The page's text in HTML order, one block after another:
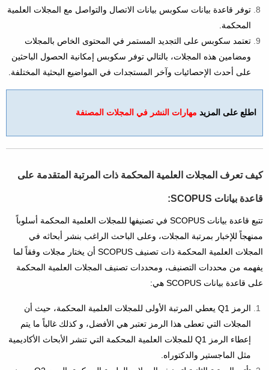
توفر قاعدة بيانات سكوبس بيانات الاتصال والتواصل مع المجلات العلمية
المحكمة.
تعتمد سكوبس على التجديد المستمر في المحتوى الخاص بالمجلات
ومضامين هذه المجلات، بالتالي توفر سكوبس إمكانية الحصول الباحثين
على أحدث الإحصائيات وآخر المستجدات في المواضيع البحثية المختلفة.
​اطلع على المزيد مهارات النشر في المجلات المصنفة
كيف تعرف المجلات العلمية المحكمة ذات المرتبة المتقدمة على
قاعدة بيانات SCOPUS:
تتبع قاعدة بيانات SCOPUS في تصنيفها للمجلات العلمية المحكمة أسلوباً
ممنهجاً للإخبار بمرتبة المجلات، وعلى الباحث الراغب بنشر أبحاثه في
المجلات العلمية المحكمة ذات تصنيف SCOPUS أن يختار مجلات وفقاً لما
يفهمه من محددات التصنيف، ومحددات تصنيف المجلات العلمية المحكمة
على قاعدة بيانات SCOPUS هي:
الرمز Q1 يعطي المرتبة الأولى للمجلات العلمية المحكمة، حيث أن
المجلات التي تعطى هذا الرمز تعتبر هي الأفضل، و كذلك غالباً ما يتم
إعطاء الرمز Q1 للمجلات العلمية المحكمة التي تنشر الأبحاث الأكاديمية
مثل الماجستير والدكتوراه.